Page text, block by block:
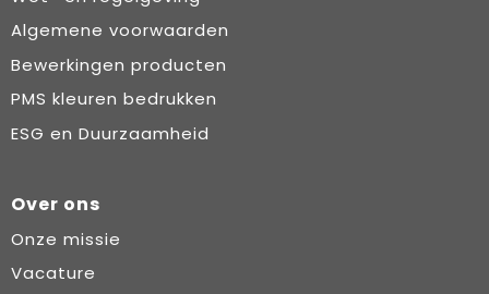
Algemene voorwaarden
Bewerkingen producten
PMS kleuren bedrukken
ESG en Duurzaamheid
Over ons
Onze missie
Vacature